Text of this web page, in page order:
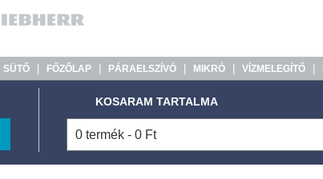
SÜTŐ FŐZŐLAP PÁRAELSZÍVÓ MIKRÓ VÍZMELEGÍTŐ
KOSARAM TARTALMA
0 termék - 0 Ft